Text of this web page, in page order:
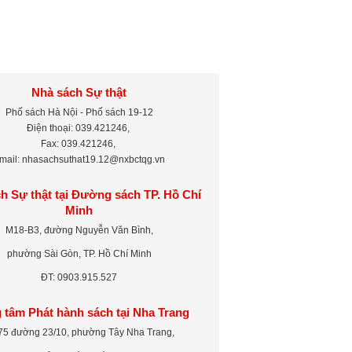
Nhà sách Sự thật
Phố sách Hà Nội - Phố sách 19-12
Điện thoại: 039.421246,
Fax: 039.421246,
nhasachsuthat19.12@nxbctqg.vn
Sự thật tại Đường sách TP. Hồ Chí
Minh
M18-B3, đường Nguyễn Văn Bình,
phường Sài Gòn, TP. Hồ Chí Minh
ĐT: 0903.915.527
tâm Phát hành sách tại Nha Trang
đường 23/10, phường Tây Nha Trang,